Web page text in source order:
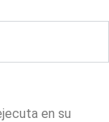
en su